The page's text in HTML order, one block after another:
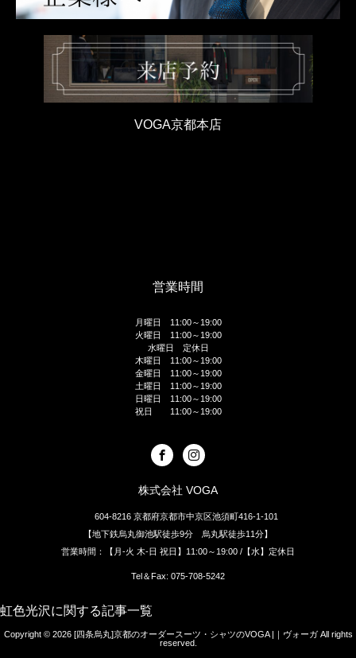
VOGA京都本店
営業時間
月曜日 11:00～19:00
火曜日 11:00～19:00
水曜日 定休日
木曜日 11:00～19:00
金曜日 11:00～19:00
土曜日 11:00～19:00
日曜日 11:00～19:00
祝日 11:00～19:00
株式会社 VOGA
604-8216 京都府京都市中京区池須町416-1-101
【地下鉄烏丸御池駅徒歩9分 烏丸駅徒歩11分】
営業時間：【月-火 木-日 祝日】11:00～19:00 /【水】定休日
Tel＆Fax: 075-708-5242
虹色光沢に関する記事一覧
Copyright © 2026 [四条烏丸]京都のオーダースーツ・シャツのVOGA |｜ヴォーガAll rights
reserved.